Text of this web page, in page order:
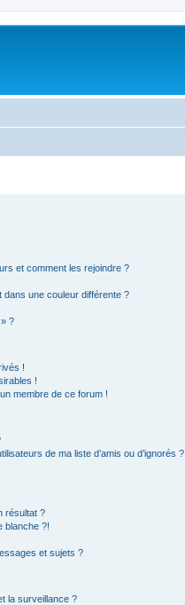
et comment les rejoindre ?
une couleur différente ?
?
!
!
membre de ce forum !
de ma liste d’amis ou d’ignorés ?
résultat ?
blanche ?!
et sujets ?
la surveillance ?